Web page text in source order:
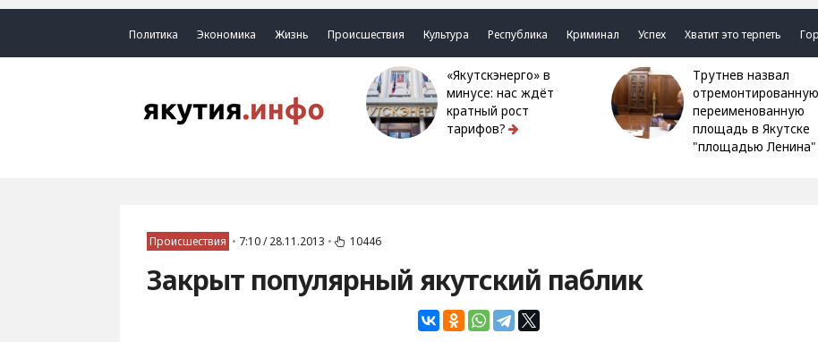
Политика Экономика Жизнь Происшествия Культура Республика Криминал Успех Хватит это терпеть
«Якутскэнерго» в
минусе: нас ждёт
кратный рост
тарифов?
Трутнев назвал
переименованную
площадь в Якутске
"площадью Ленина"
Происшествия • 7:10 / 28.11.2013 • 10446
Закрыт популярный якутский паблик